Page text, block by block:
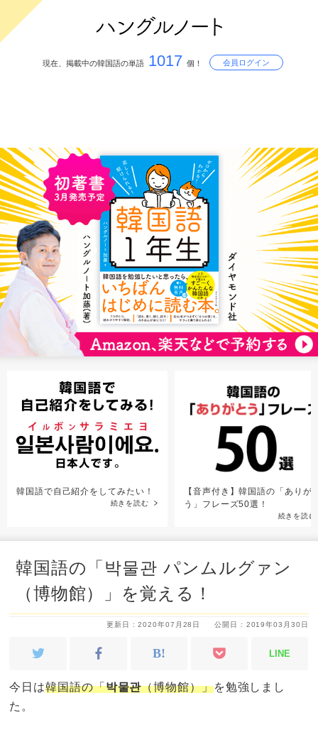
現在、掲載中の韓国語の単語 1017 個！ 会員ログイン
韓国語で自己紹介をしてみたい！
続きを読む
【音声付き】韓国語の「ありが
う」フレーズ50選！
続きを読む
韓国語の「박물관 パンムルグァン
（博物館）」を覚える！
公開日 : 2019年03月30日
更新日 : 2020年07月28日
LINE
今日は韓国語の「박물관（博物館）」を勉強しまし
た。